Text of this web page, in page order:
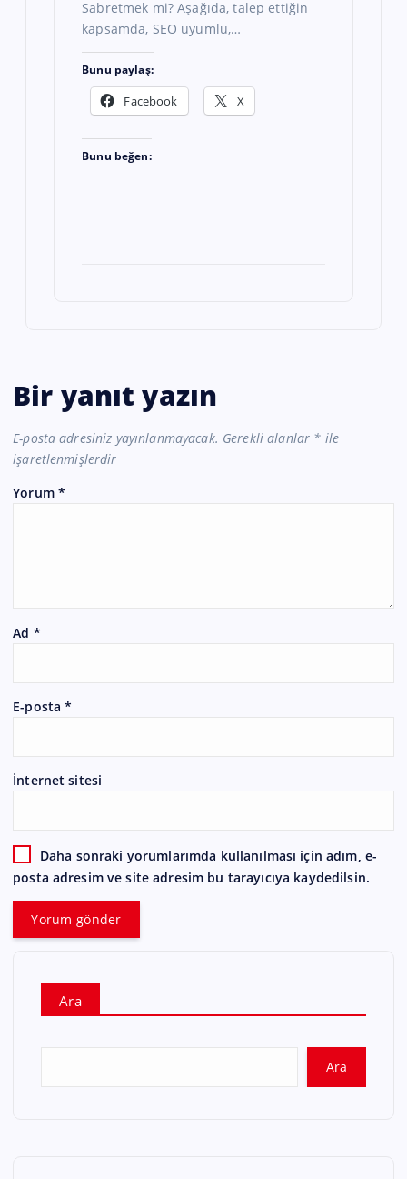
Sabretmek mi? Aşağıda, talep ettiğin
kapsamda, SEO uyumlu,…
Bunu paylaş:
Facebook X
Bunu beğen:
Bir yanıt yazın
E-posta adresiniz yayınlanmayacak. Gerekli alanlar * ile
işaretlenmişlerdir
Yorum *
Ad *
E-posta*
İnternet sitesi
Daha sonraki yorumlarımda kullanılması için adım, e-
posta adresim ve site adresim bu tarayıcıya kaydedilsin.
Ara
Ara